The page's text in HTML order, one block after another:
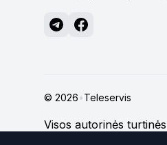
© 2026•Teleservis
Visos autorinės